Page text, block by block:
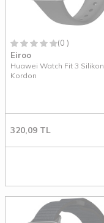
(0 )
Eiroo
Huawei Watch Fit 3 Silikon
Kordon
320,09 TL